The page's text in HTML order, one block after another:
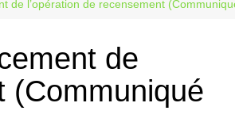
de l’opération de recensement
de
(Communiqué